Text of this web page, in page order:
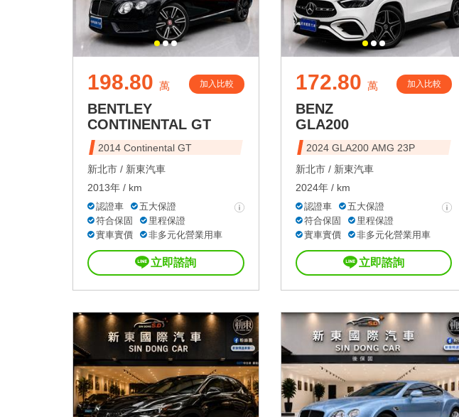
198.80 萬 加入比較
BENTLEY
CONTINENTAL GT
2014 Continental GT
新北市 / 新東汽車
2013年 / km
認證車
五大保證
符合保固
里程保證
實車實價
非多元化營業用車
立即諮詢
172.80 萬 加入比較
BENZ
GLA200
2024 GLA200 AMG 23P
新北市 / 新東汽車
2024年 / km
認證車
五大保證
符合保固
里程保證
實車實價
非多元化營業用車
立即諮詢